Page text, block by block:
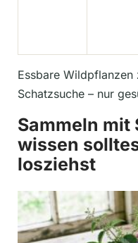
Essbare
Schatzsuche – nur
Sammeln mit
wissen
losziehst